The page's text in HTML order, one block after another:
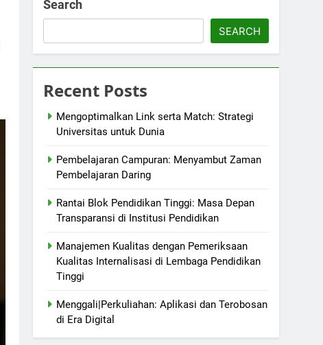
Search
SEARCH
Recent Posts
Mengoptimalkan Link serta Match: Strategi
Universitas untuk Dunia
Pembelajaran Campuran: Menyambut Zaman
Pembelajaran Daring
Rantai Blok Pendidikan Tinggi: Masa Depan
Transparansi di Institusi Pendidikan
Manajemen Kualitas dengan Pemeriksaan
Kualitas Internalisasi di Lembaga Pendidikan
Tinggi
Menggali|Perkuliahan: Aplikasi dan Terobosan
di Era Digital